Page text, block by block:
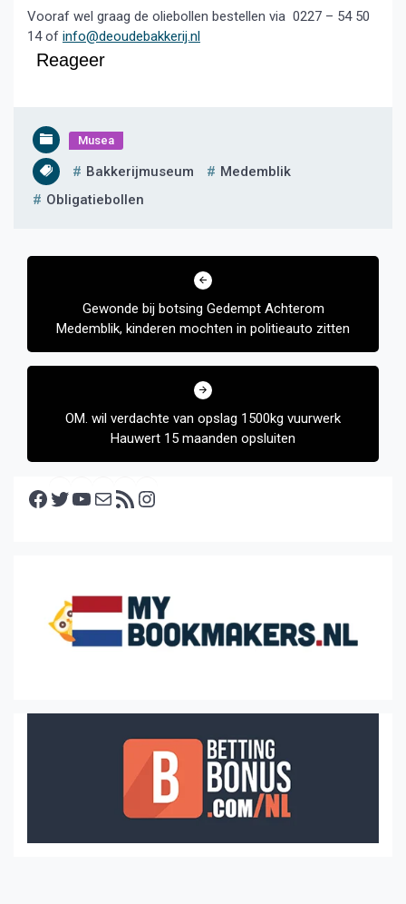
Vooraf wel graag de oliebollen bestellen via 0227 – 54 50
14 of info@deoudebakkerij.nl
Reageer
Musea
Bakkerijmuseum
Medemblik
Obligatiebollen
Bericht
Gewonde bij botsing Gedempt Achterom
Medemblik, kinderen mochten in politieauto zitten
OM. wil verdachte van opslag 1500kg vuurwerk
Hauwert 15 maanden opsluiten
Facebook Twitter YouTube E-mail RSS feed